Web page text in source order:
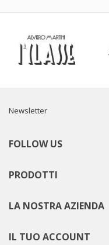
Newsletter
FOLLOW US
PRODOTTI
LA NOSTRA AZIENDA
IL TUO ACCOUNT